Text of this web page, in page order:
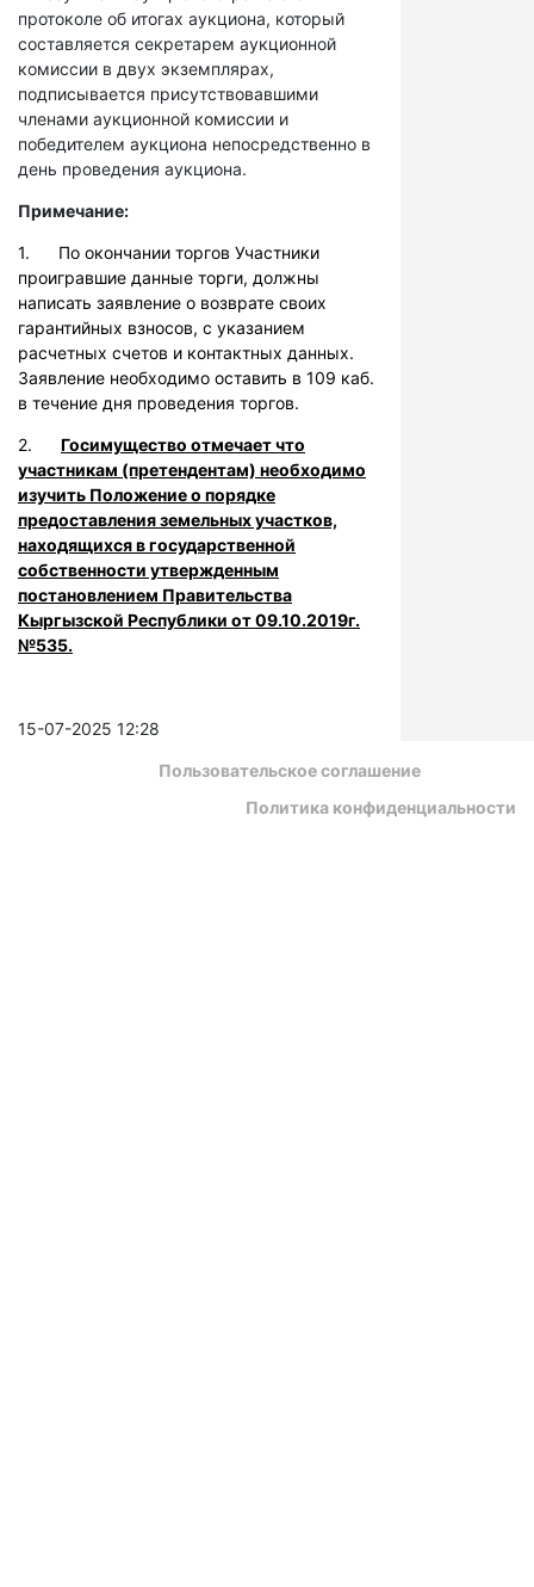
протоколе об итогах аукциона, который
составляется секретарем аукционной
комиссии в двух экземплярах,
подписывается присутствовавшими
членами аукционной комиссии и
победителем аукциона непосредственно в
день проведения аукциона.
Примечание:
1. По окончании торгов Участники
проигравшие данные торги, должны
написать заявление о возврате своих
гарантийных взносов, с указанием
расчетных счетов и контактных данных.
Заявление необходимо оставить в 109 каб.
в течение дня проведения торгов.
2. Госимущество отмечает что
участникам (претендентам) необходимо
изучить Положение о порядке
предоставления земельных участков,
находящихся в государственной
собственности утвержденным
постановлением Правительства
Кыргызской Республики от 09.10.2019г.
№535.
15-07-2025 12:28
Пользовательское соглашение
Политика конфиденциальности